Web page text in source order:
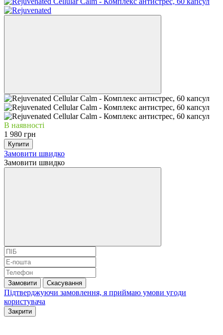
В наявності
1 980 грн
Купити
Замовити швидко
Замовити швидко
Замовити Скасування
Підтверджуючи замовлення, я приймаю умови угоди
користувача
Закрити